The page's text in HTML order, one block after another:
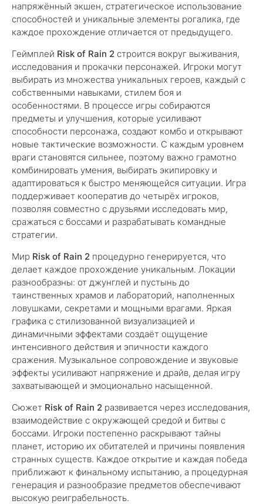
напряжённый экшен, стратегическое использование
способностей и уникальные элементы рогалика, где
каждое прохождение отличается от предыдущего.
Геймплей Risk of Rain 2 строится вокруг выживания,
исследования и прокачки персонажей. Игроки могут
выбирать из множества уникальных героев, каждый с
собственными навыками, стилем боя и
особенностями. В процессе игры собираются
предметы и улучшения, которые усиливают
способности персонажа, создают комбо и открывают
новые тактические возможности. С каждым уровнем
враги становятся сильнее, поэтому важно грамотно
комбинировать умения, выбирать экипировку и
адаптироваться к быстро меняющейся ситуации. Игра
поддерживает кооператив до четырёх игроков,
позволяя совместно с друзьями исследовать мир,
сражаться с боссами и разрабатывать командные
стратегии.
Мир Risk of Rain 2 процедурно генерируется, что
делает каждое прохождение уникальным. Локации
разнообразны: от джунглей и пустынь до
таинственных храмов и лабораторий, наполненных
ловушками, секретами и мощными врагами. Яркая
графика с стилизованной визуализацией и
динамичными эффектами создаёт ощущение
интенсивного действия и эпичности каждого
сражения. Музыкальное сопровождение и звуковые
эффекты усиливают напряжение и драйв, делая игру
захватывающей и эмоционально насыщенной.
Сюжет Risk of Rain 2 развивается через исследования,
взаимодействие с окружающей средой и битвы с
боссами. Игроки постепенно раскрывают тайны
планет, историю их обитателей и причины появления
странных существ. Каждое открытие и каждая победа
приближают к финальному испытанию, а процедурная
генерация и разнообразие предметов обеспечивают
высокую реиграбельность.